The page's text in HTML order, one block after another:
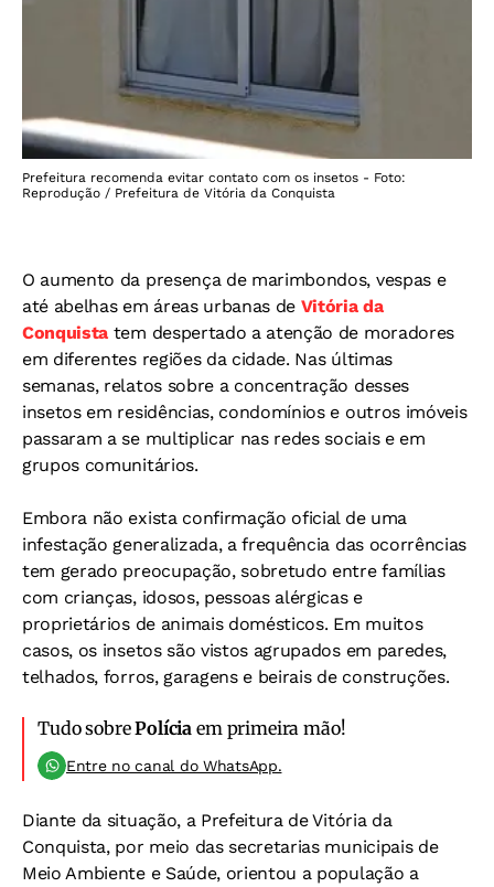
Prefeitura recomenda evitar contato com os insetos - Foto:
Reprodução / Prefeitura de Vitória da Conquista
O aumento da presença de marimbondos, vespas e
até abelhas em áreas urbanas de Vitória da
Conquista tem despertado a atenção de moradores
em diferentes regiões da cidade. Nas últimas
semanas, relatos sobre a concentração desses
insetos em residências, condomínios e outros imóveis
passaram a se multiplicar nas redes sociais e em
grupos comunitários.
Embora não exista confirmação oficial de uma
infestação generalizada, a frequência das ocorrências
tem gerado preocupação, sobretudo entre famílias
com crianças, idosos, pessoas alérgicas e
proprietários de animais domésticos. Em muitos
casos, os insetos são vistos agrupados em paredes,
telhados, forros, garagens e beirais de construções.
Tudo sobrePolícia em primeira mão!
Entre no canal do WhatsApp.
Diante da situação, a Prefeitura de Vitória da
Conquista, por meio das secretarias municipais de
Meio Ambiente e Saúde, orientou a população a